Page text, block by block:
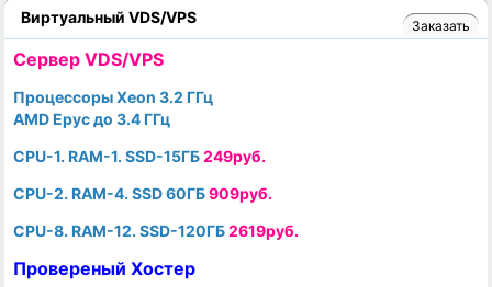
Виртуальный VDS/VPS Заказать
Cервер VDS/VPS
Процессоры Xeon 3.2 ГГц
AMD Epyc до 3.4 ГГц
CPU-1. RAM-1. SSD-15ГБ249руб.
CPU-2. RAM-4. SSD 60ГБ909руб.
CPU-8. RAM-12. SSD-120ГБ2619руб.
Провереный Хостер